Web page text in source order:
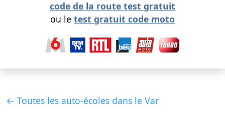
code de la route test gratuit
ou le test gratuit code moto
← Toutes les auto-écoles dans le Var